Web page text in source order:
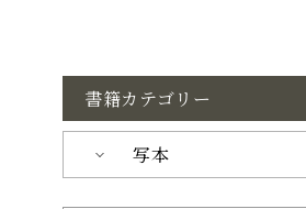
書籍カテゴリー
写本